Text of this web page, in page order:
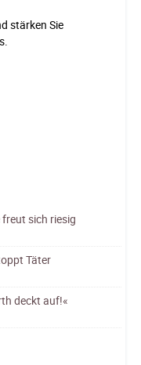
stärken Sie
sich riesig
Täter
deckt auf!«